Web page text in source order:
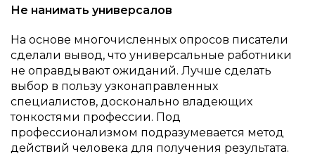
Не нанимать универсалов
На основе многочисленных опросов писатели
сделали вывод, что универсальные работники
не оправдывают ожиданий. Лучше сделать
выбор в пользу узконаправленных
специалистов, досконально владеющих
тонкостями профессии. Под
профессионализмом подразумевается метод
действий человека для получения результата.